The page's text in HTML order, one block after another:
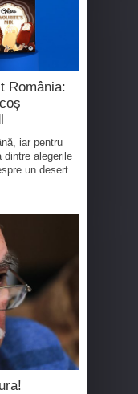
România:
iar pentru
dintre alegerile
un desert